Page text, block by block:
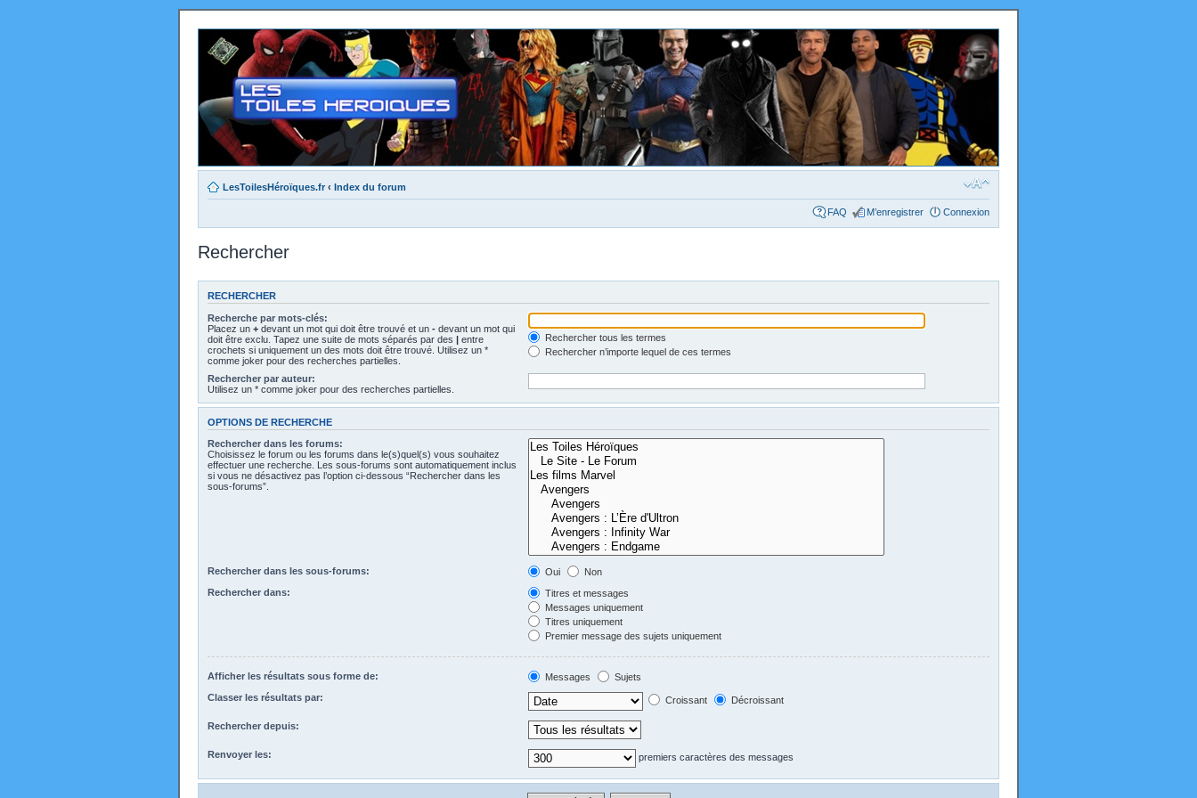
LesToilesHéroïques.fr ‹ Index du forum
FAQ M’enregistrer Connexion
Rechercher
RECHERCHER
Recherche par mots-clés:
Placez un + devant un mot qui doit être trouvé et un - devant un mot qui
doit être exclu. Tapez une suite de mots séparés par des | entre
crochets si uniquement un des mots doit être trouvé. Utilisez un *
comme joker pour des recherches partielles.
Rechercher tous les termes
Rechercher n’importe lequel de ces termes
Rechercher par auteur:
Utilisez un * comme joker pour des recherches partielles.
OPTIONS DE RECHERCHE
Rechercher dans les forums:
Choisissez le forum ou les forums dans le(s)quel(s) vous souhaitez
effectuer une recherche. Les sous-forums sont automatiquement inclus
si vous ne désactivez pas l’option ci-dessous “Rechercher dans les
sous-forums”.
Rechercher dans les sous-forums: Oui
Non
Rechercher dans:
Titres et messages
Messages uniquement
Titres uniquement
Premier message des sujets uniquement
Afficher les résultats sous forme de: Messages
Sujets
Classer les résultats par:
Croissant Décroissant
Rechercher depuis:
Renvoyer les: premiers caractères des messages